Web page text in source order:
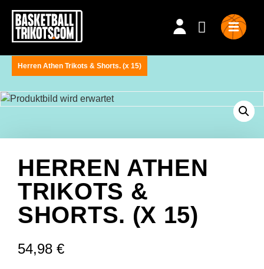
Herren Athen Trikots & Shorts. (x 15)
HERREN ATHEN
TRIKOTS &
SHORTS. (X 15)
54,98 €